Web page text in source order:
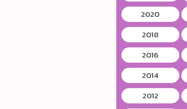
2020
2018
2016
2014
2012